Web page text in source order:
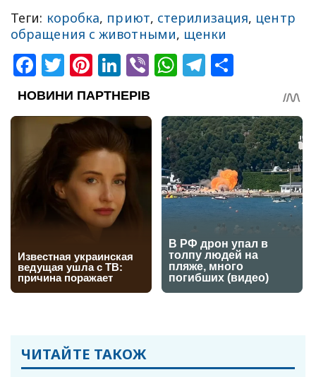
Теги: коробка, приют, стерилизация, центр
обращения с животными, щенки
Facebook
Twitter
Pinterest
LinkedIn
ViberWhatsApp
Telegram
ЧИТАЙТЕ ТАКОЖ